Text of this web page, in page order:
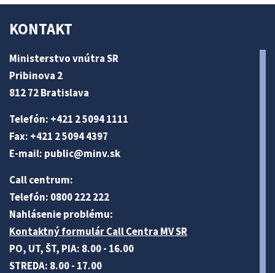
KONTAKT
Ministerstvo vnútra SR
Pribinova 2
812 72 Bratislava
Telefón: +421 2 5094 1111
Fax: +421 2 5094 4397
E-mail: public@minv.sk
Call centrum:
Telefón: 0800 222 222
Nahlásenie problému:
Kontaktný formulár Call Centra MV SR
PO, UT, ŠT, PIA: 8.00 - 16.00
STREDA: 8.00 - 17.00